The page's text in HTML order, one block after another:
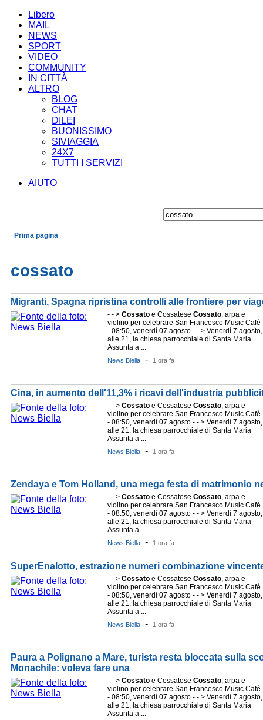
Libero
MAIL
NEWS
SPORT
VIDEO
COMMUNITY
IN CITTÀ
ALTRO
BLOG
CHAT
DILEI
BUONISSIMO
SIVIAGGIA
24X7
TUTTI I SERVIZI
AIUTO
Prima pagina
cossato
Migranti, Spagna ripristina controlli alle frontiere per
- - > Cossato e Cossatese Cossato, arpa e
violino per celebrare San Francesco Music Cafè
- 08:50, venerdì 07 agosto - - > Venerdì 7 agosto,
alle 21, la chiesa parrocchiale di Santa Maria
Assunta a ...
News Biella - 1 ora fa
Cina, in aumento dell'11,3% i ricavi dell'industria
- - > Cossato e Cossatese Cossato, arpa e
violino per celebrare San Francesco Music Cafè
- 08:50, venerdì 07 agosto - - > Venerdì 7 agosto,
alle 21, la chiesa parrocchiale di Santa Maria
Assunta a ...
News Biella - 1 ora fa
Zendaya e Tom Holland, una mega festa di matrimonio
- - > Cossato e Cossatese Cossato, arpa e
violino per celebrare San Francesco Music Cafè
- 08:50, venerdì 07 agosto - - > Venerdì 7 agosto,
alle 21, la chiesa parrocchiale di Santa Maria
Assunta a ...
News Biella - 1 ora fa
SuperEnalotto, estrazione numeri combinazione
- - > Cossato e Cossatese Cossato, arpa e
violino per celebrare San Francesco Music Cafè
- 08:50, venerdì 07 agosto - - > Venerdì 7 agosto,
alle 21, la chiesa parrocchiale di Santa Maria
Assunta a ...
News Biella - 1 ora fa
Paura a Polignano a Mare, turista resta bloccata sulla
Monachile: voleva fare una
- - > Cossato e Cossatese Cossato, arpa e
violino per celebrare San Francesco Music Cafè
- 08:50, venerdì 07 agosto - - > Venerdì 7 agosto,
alle 21, la chiesa parrocchiale di Santa Maria
Assunta a ...